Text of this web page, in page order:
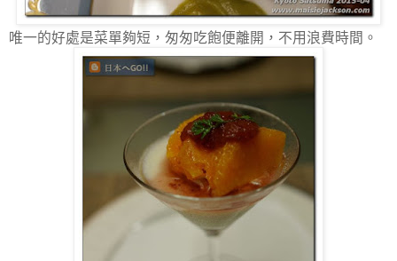
唯一的好處是菜單夠短，匆匆吃飽便離開，不用浪費時間。